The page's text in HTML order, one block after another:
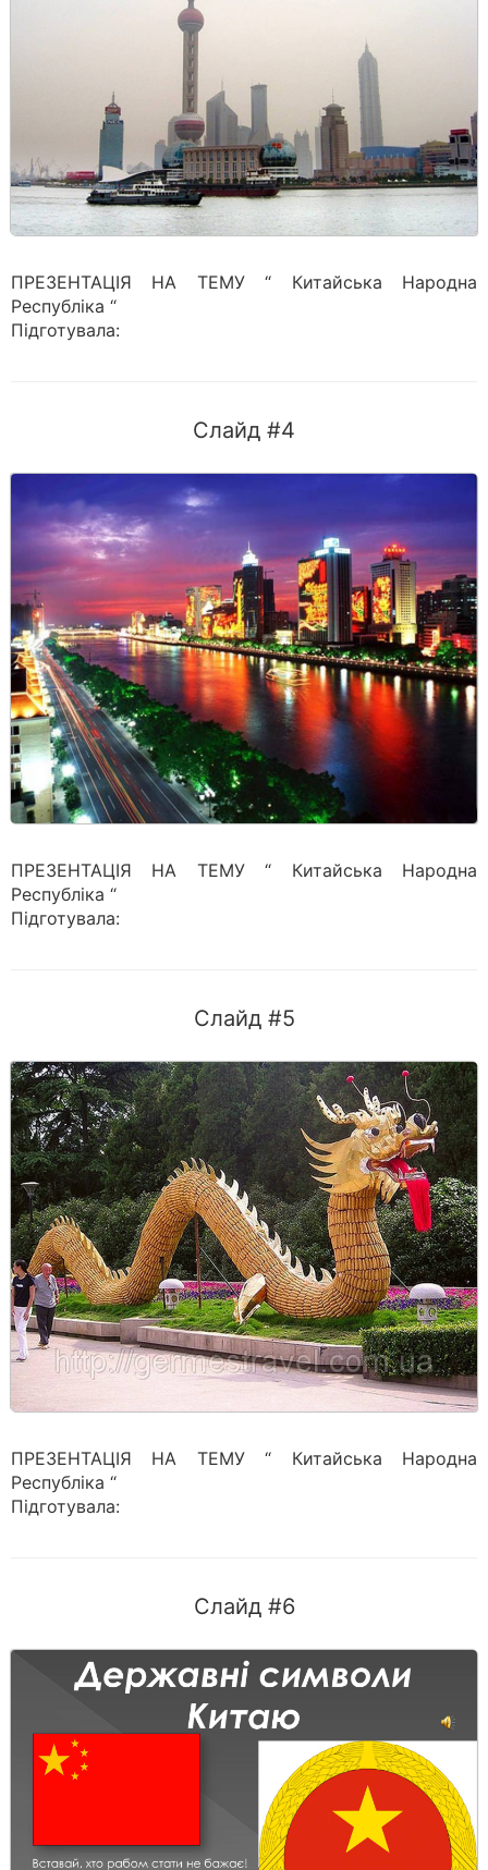
ПРЕЗЕНТАЦІЯ НА ТЕМУ “ Китайська Народна
Республіка “
Підготувала:
Слайд #4
ПРЕЗЕНТАЦІЯ НА ТЕМУ “ Китайська Народна
Республіка “
Підготувала:
Слайд #5
ПРЕЗЕНТАЦІЯ НА ТЕМУ “ Китайська Народна
Республіка “
Підготувала:
Слайд #6